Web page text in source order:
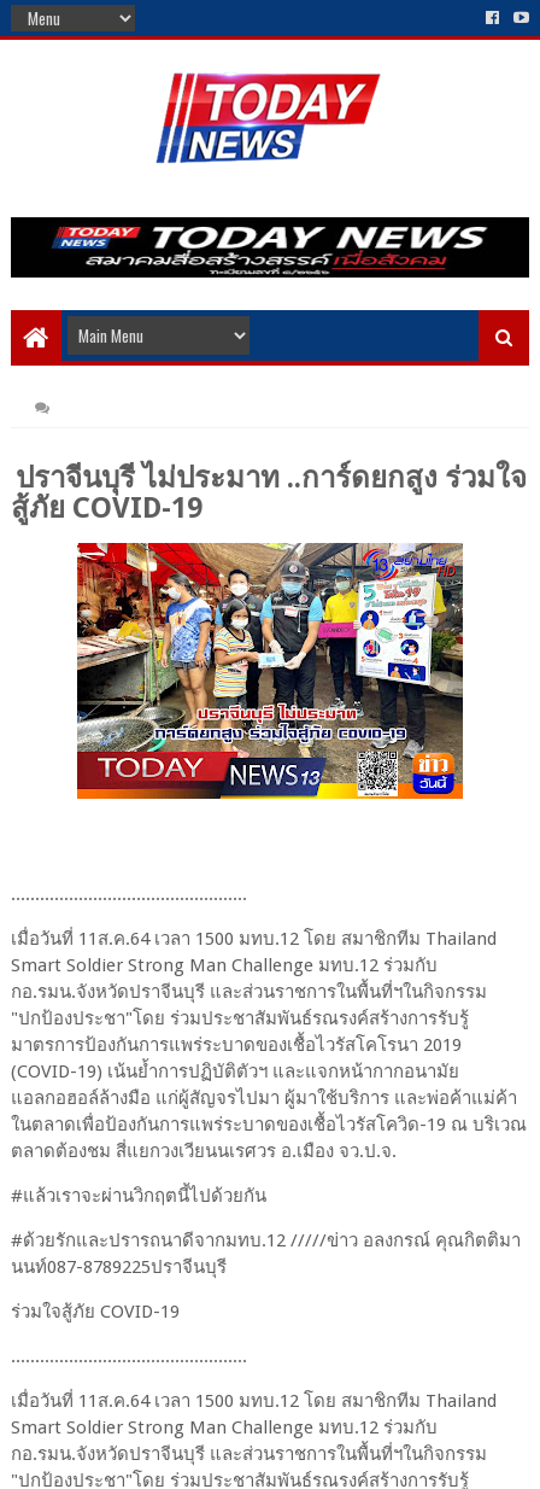
ปราจีนบุรี ไม่ประมาท ..การ์ดยกสูง ร่วมใจ
สู้ภัย COVID-19
.................................................
เมื่อวันที่ 11ส.ค.64 เวลา 1500 มทบ.12 โดย สมาชิกทีม Thailand
Smart Soldier Strong Man Challenge มทบ.12 ร่วมกับ
กอ.รมน.จังหวัดปราจีนบุรี และส่วนราชการในพื้นที่ฯในกิจกรรม
"ปกป้องประชา"โดย ร่วมประชาสัมพันธ์รณรงค์สร้างการรับรู้
มาตรการป้องกันการแพร่ระบาดของเชื้อไวรัสโคโรนา 2019
(COVID-19) เน้นย้ำการปฏิบัติตัวฯ และแจกหน้ากากอนามัย
แอลกอฮอล์ล้างมือ แก่ผู้สัญจรไปมา ผู้มาใช้บริการ และพ่อค้าแม่ค้า
ในตลาดเพื่อป้องกันการแพร่ระบาดของเชื้อไวรัสโควิด-19 ณ บริเวณ
ตลาดต้องชม สี่แยกวงเวียนนเรศวร อ.เมือง จว.ป.จ.
#แล้วเราจะผ่านวิกฤตนี้ไปด้วยกัน
#ด้วยรักและปรารถนาดีจากมทบ.12 /////ข่าว อลงกรณ์ คุณกิตติมา
นนท์087-8789225ปราจีนบุรี
ร่วมใจสู้ภัย COVID-19
.................................................
เมื่อวันที่ 11ส.ค.64 เวลา 1500 มทบ.12 โดย สมาชิกทีม Thailand
Smart Soldier Strong Man Challenge มทบ.12 ร่วมกับ
กอ.รมน.จังหวัดปราจีนบุรี และส่วนราชการในพื้นที่ฯในกิจกรรม
"ปกป้องประชา"โดย ร่วมประชาสัมพันธ์รณรงค์สร้างการรับรู้